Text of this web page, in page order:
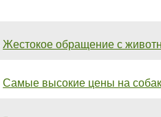
Жестокое обращение с
Самые высокие цены на